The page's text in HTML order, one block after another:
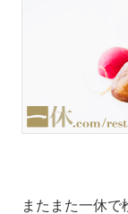
またまた一休で